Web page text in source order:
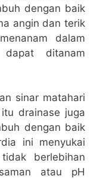
dengan baik
angin dan terik
dalam
ditanam
sinar matahari
drainase juga
dengan baik
ini menyukai
berlebihan
atau pH